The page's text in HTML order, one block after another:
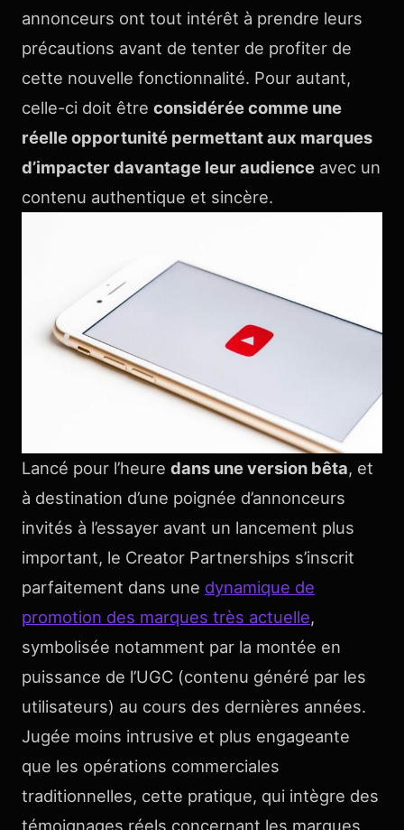
annonceurs ont tout intérêt à prendre leurs
précautions avant de tenter de profiter de
cette nouvelle fonctionnalité. Pour autant,
celle-ci doit être considérée comme une
réelle opportunité permettant aux marques
d’impacter davantage leur audience avec un
contenu authentique et sincère.
Lancé pour l’heure dans une version bêta, et
à destination d’une poignée d’annonceurs
invités à l’essayer avant un lancement plus
important, le Creator Partnerships s’inscrit
parfaitement dans une dynamique de
promotion des marques très actuelle,
symbolisée notamment par la montée en
puissance de l’UGC (contenu généré par les
utilisateurs) au cours des dernières années.
Jugée moins intrusive et plus engageante
que les opérations commerciales
traditionnelles, cette pratique, qui intègre des
témoignages réels concernant les marques